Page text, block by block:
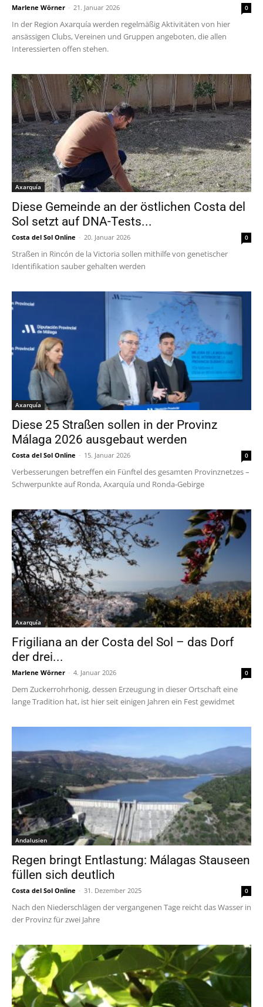
Marlene Wörner - 21. Januar 2026 0
In der Region Axarquía werden regelmäßig Aktivitäten von hier
ansässigen Clubs, Vereinen und Gruppen angeboten, die allen
Interessierten offen stehen.
Axarquía
Diese Gemeinde an der östlichen Costa del
Sol setzt auf DNA-Tests...
Costa del Sol Online - 20. Januar 2026 0
Straßen in Rincón de la Victoria sollen mithilfe von genetischer
Identifikation sauber gehalten werden
Axarquía
Diese 25 Straßen sollen in der Provinz
Málaga 2026 ausgebaut werden
Costa del Sol Online - 15. Januar 2026 0
Verbesserungen betreffen ein Fünftel des gesamten Provinznetzes –
Schwerpunkte auf Ronda, Axarquía und Ronda-Gebirge
Axarquía
Frigiliana an der Costa del Sol – das Dorf
der drei...
Marlene Wörner - 4. Januar 2026 0
Dem Zuckerrohrhonig, dessen Erzeugung in dieser Ortschaft eine
lange Tradition hat, ist hier seit einigen Jahren ein Fest gewidmet
Andalusien
Regen bringt Entlastung: Málagas Stauseen
füllen sich deutlich
Costa del Sol Online - 31. Dezember 2025 0
Nach den Niederschlägen der vergangenen Tage reicht das Wasser in
der Provinz für zwei Jahre